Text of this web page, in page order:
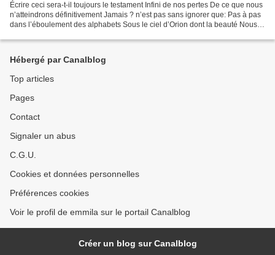
Écrire ceci sera-t-il toujours le testament Infini de nos pertes De ce que nous
n’atteindrons définitivement Jamais ? n’est pas sans ignorer que: Pas à pas
dans l’éboulement des alphabets Sous le ciel d’Orion dont la beauté Nous
Hébergé par Canalblog
Top articles
Pages
Contact
Signaler un abus
C.G.U.
Cookies et données personnelles
Préférences cookies
Voir le profil de emmila sur le portail Canalblog
Créer un blog sur Canalblog